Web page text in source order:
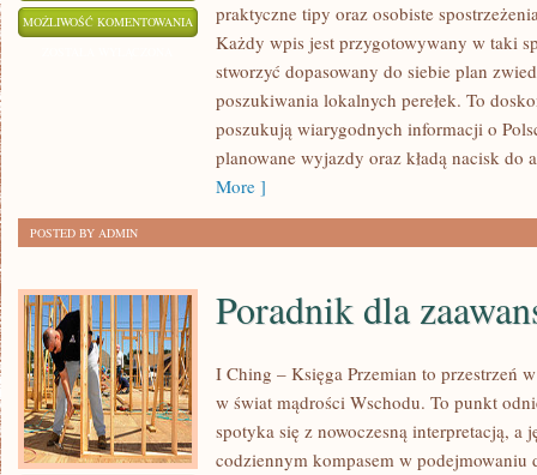
MOŻLIWOŚĆ KOMENTOWANIA NOWOCZESNE
ATRAKCJE
praktyczne tipy oraz osobiste
Każdy wpis jest przygotowywany w taki
stworzyć dopasowany do siebie plan
poszukiwania lokalnych perełek. To
poszukują wiarygodnych informacji o
planowane wyjazdy oraz kładą nacisk do
More ]
POSTED BY ADMIN
Poradnik dla
I Ching – Księga Przemian to przestrzeń
w świat mądrości Wschodu. To punkt
spotyka się z nowoczesną interpretacją, a
codziennym kompasem w podejmowaniu